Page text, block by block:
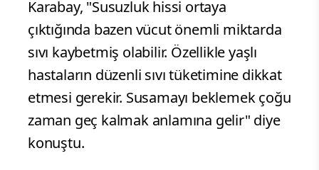
Karabay, "Susuzluk hissi ortaya
çıktığında bazen vücut önemli miktarda
sıvı kaybetmiş olabilir. Özellikle yaşlı
hastaların düzenli sıvı tüketimine dikkat
etmesi gerekir. Susamayı beklemek çoğu
zaman geç kalmak anlamına gelir" diye
konuştu.